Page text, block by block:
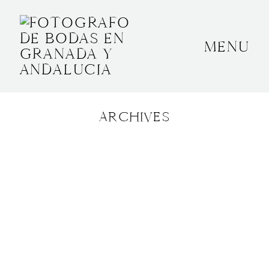
MENU
ARCHIVES
BODAS